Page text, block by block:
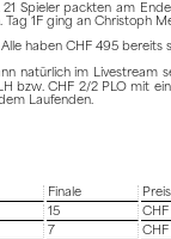
Spieler packten am
1F ging an Christoph
haben CHF 495
natürlich im Livestream
bzw. CHF 2/2 PLO mit
Laufenden.
Finale
15
CHF
7
CHF